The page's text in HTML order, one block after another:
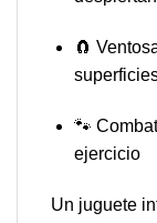
🧲
🐾
ejercicio
Un juguete